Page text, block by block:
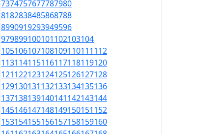
7374757677787980
8182838485868788
8990919293949596
979899100101102103104
105106107108109110111112
113114115116117118119120
121122123124125126127128
129130131132133134135136
137138139140141142143144
145146147148149150151152
153154155156157158159160